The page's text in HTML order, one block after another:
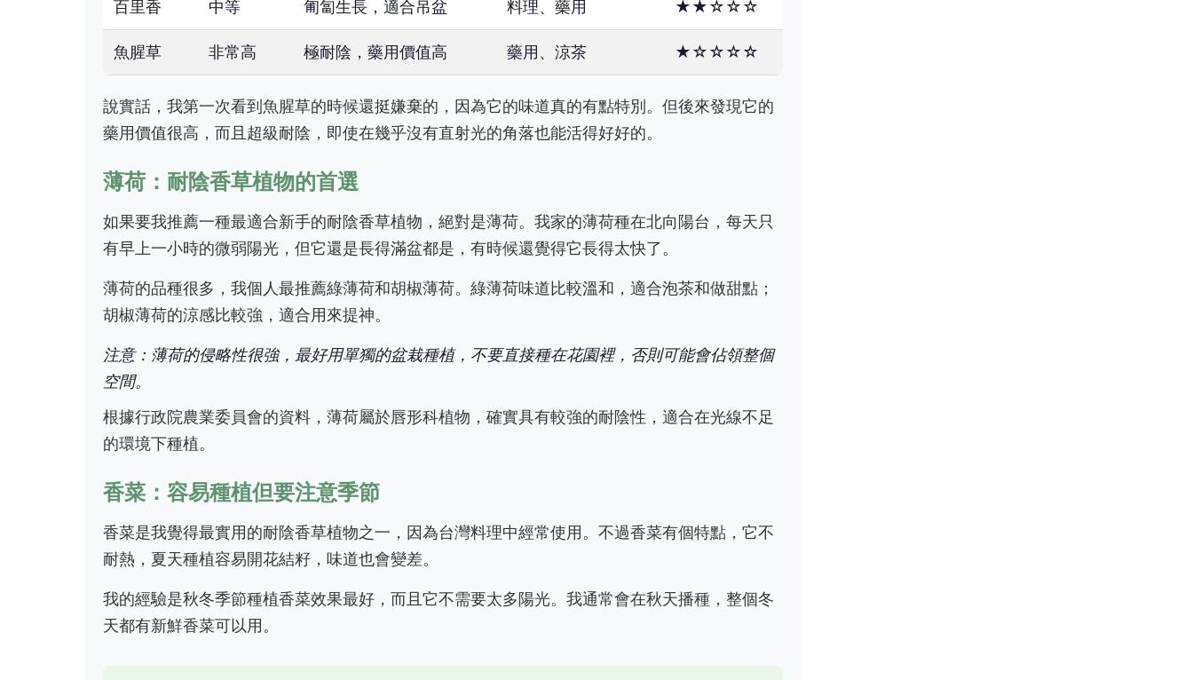
百里香 中等 匍匐生長，適合吊盆 料理、藥用 ★★☆☆☆
魚腥草 非常高 極耐陰，藥用價值高 藥用、涼茶 ★☆☆☆☆
說實話，我第一次看到魚腥草的時候還挺嫌棄的，因為它的味道真的有點特別。但後來發現它的
藥用價值很高，而且超級耐陰，即使在幾乎沒有直射光的角落也能活得好好的。
薄荷：耐陰香草植物的首選
如果要我推薦一種最適合新手的耐陰香草植物，絕對是薄荷。我家的薄荷種在北向陽台，每天只
有早上一小時的微弱陽光，但它還是長得滿盆都是，有時候還覺得它長得太快了。
薄荷的品種很多，我個人最推薦綠薄荷和胡椒薄荷。綠薄荷味道比較溫和，適合泡茶和做甜點；
胡椒薄荷的涼感比較強，適合用來提神。
注意：薄荷的侵略性很強，最好用單獨的盆栽種植，不要直接種在花園裡，否則可能會佔領整個
空間。
根據行政院農業委員會的資料，薄荷屬於唇形科植物，確實具有較強的耐陰性，適合在光線不足
的環境下種植。
香菜：容易種植但要注意季節
香菜是我覺得最實用的耐陰香草植物之一，因為台灣料理中經常使用。不過香菜有個特點，它不
耐熱，夏天種植容易開花結籽，味道也會變差。
我的經驗是秋冬季節種植香菜效果最好，而且它不需要太多陽光。我通常會在秋天播種，整個冬
天都有新鮮香菜可以用。